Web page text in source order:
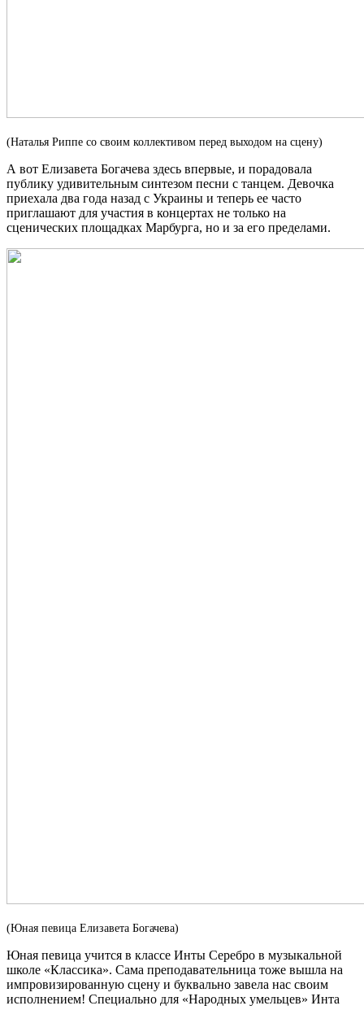
(Наталья Риппе со своим коллективом перед выходом на сцену)
А вот Елизавета Богачева здесь впервые, и порадовала
публику удивительным синтезом песни с танцем. Девочка
приехала два года назад с Украины и теперь ее часто
приглашают для участия в концертах не только на
сценических площадках Марбурга, но и за его пределами.
(Юная певица Елизавета Богачева)
Юная певица учится в классе Инты Серебро в музыкальной
школе «Классика». Сама преподавательница тоже вышла на
импровизированную сцену и буквально завела нас своим
исполнением! Специально для «Народных умельцев» Инта